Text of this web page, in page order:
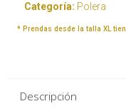
Categoría: Polera
* Prendas desde la talla XL
Descripción